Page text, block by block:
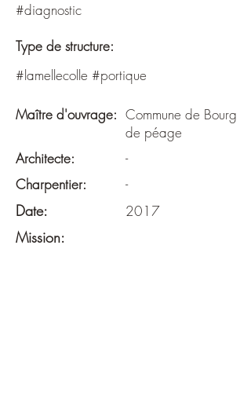
#diagnostic
Type de structure:
#lamellecolle #portique
Maître d'ouvrage: Commune de Bourg
de péage
Architecte:
-
Charpentier:
-
Date: 2017
Mission: